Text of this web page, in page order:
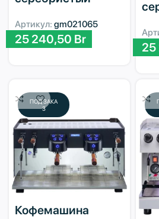
Артикул: gm021065
25 240,50 Br
25
ПОД ЗАКА
З
Кофемашина